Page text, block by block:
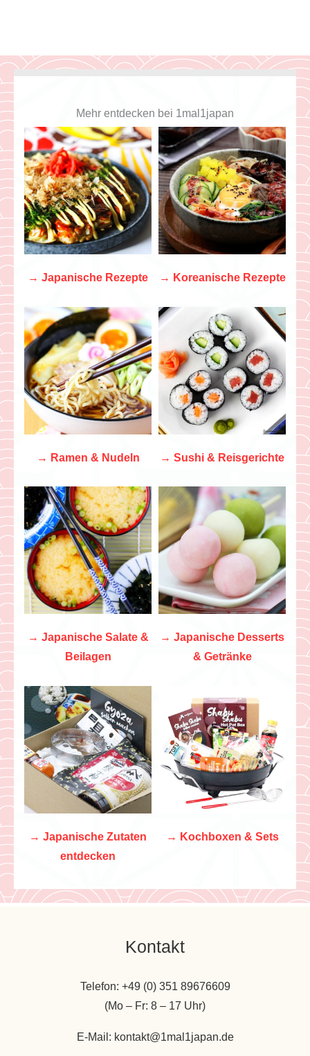
Mehr entdecken bei 1mal1japan
→ Japanische Rezepte → Koreanische Rezepte
→ Ramen & Nudeln → Sushi & Reisgerichte
→ Japanische Salate &
Beilagen
→ Japanische Desserts
& Getränke
→ Japanische Zutaten
entdecken
→ Kochboxen & Sets
Kontakt
Telefon: +49 (0) 351 89676609
(Mo – Fr: 8 – 17 Uhr)
E-Mail: kontakt@1mal1japan.de